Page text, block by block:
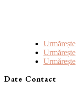
Urmărește
Urmărește
Urmărește
Date Contact